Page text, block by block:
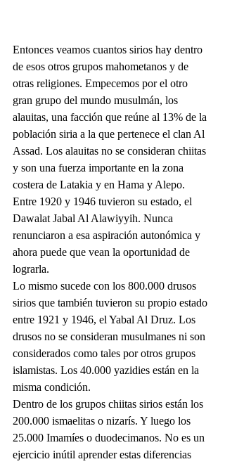
Entonces veamos cuantos sirios hay dentro
de esos otros grupos mahometanos y de
otras religiones. Empecemos por el otro
gran grupo del mundo musulmán, los
alauitas, una facción que reúne al 13% de la
población siria a la que pertenece el clan Al
Assad. Los alauitas no se consideran chiitas
y son una fuerza importante en la zona
costera de Latakia y en Hama y Alepo.
Entre 1920 y 1946 tuvieron su estado, el
Dawalat Jabal Al Alawiyyih. Nunca
renunciaron a esa aspiración autonómica y
ahora puede que vean la oportunidad de
lograrla.
Lo mismo sucede con los 800.000 drusos
sirios que también tuvieron su propio estado
entre 1921 y 1946, el Yabal Al Druz. Los
drusos no se consideran musulmanes ni son
considerados como tales por otros grupos
islamistas. Los 40.000 yazidies están en la
misma condición.
Dentro de los grupos chiitas sirios están los
200.000 ismaelitas o nizarís. Y luego los
25.000 Imamíes o duodecimanos. No es un
ejercicio inútil aprender estas diferencias